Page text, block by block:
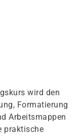
wird den
Formatierung
Arbeitsmappen
praktische